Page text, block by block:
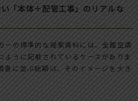
「本体＋配管工事」のリアルな
ーの標準的な提案資料には、全館空調
ように記載されているケースがありま
書に並ぶ総額は、そのイメージを大き